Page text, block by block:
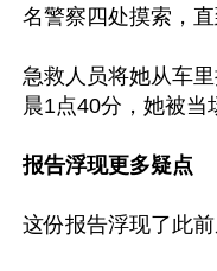
名警察四处摸索，
急救人员将她从车
晨1点40分，她被当
报告浮现更多疑点
这份报告浮现了此前